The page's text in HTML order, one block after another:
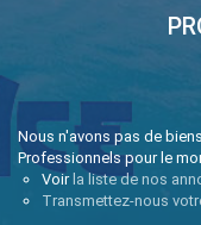
Nous n'avons pas de
Professionnels pour le
Voir la liste de nos
Transmettez-nous